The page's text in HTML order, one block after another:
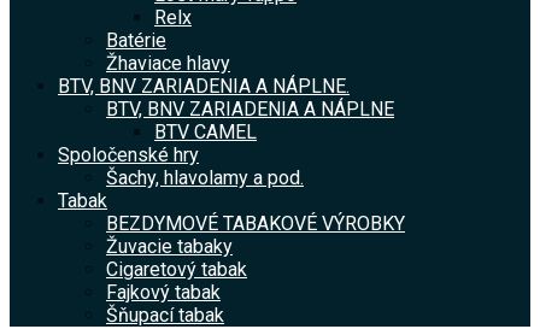
Relx
Batérie
Žhaviace hlavy
BTV, BNV ZARIADENIA A NÁPLNE.
BTV, BNV ZARIADENIA A NÁPLNE
BTV CAMEL
Spoločenské hry
Šachy, hlavolamy a pod.
Tabak
BEZDYMOVÉ TABAKOVÉ VÝROBKY
Žuvacie tabaky
Cigaretový tabak
Fajkový tabak
Šňupací tabak